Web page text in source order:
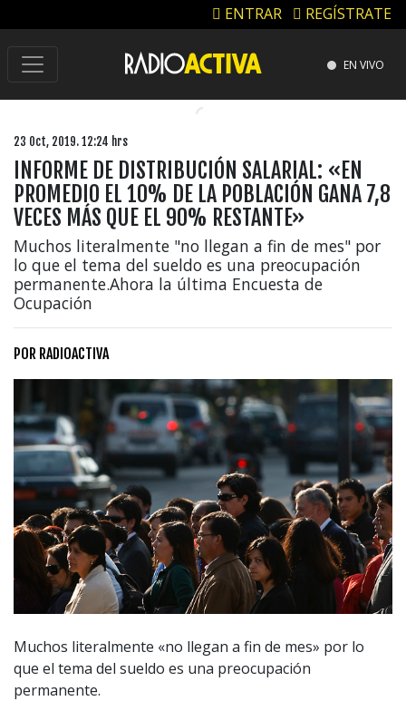
ENTRAR REGÍSTRATE
EN VIVO
23 Oct, 2019. 12:24 hrs
INFORME DE DISTRIBUCIÓN SALARIAL: «EN
PROMEDIO EL 10% DE LA POBLACIÓN GANA 7,8
VECES MÁS QUE EL 90% RESTANTE»
Muchos literalmente "no llegan a fin de mes" por
lo que el tema del sueldo es una preocupación
permanente.Ahora la última Encuesta de
Ocupación
POR RADIOACTIVA
Muchos literalmente «no llegan a fin de mes» por lo
que el tema del sueldo es una preocupación
permanente.